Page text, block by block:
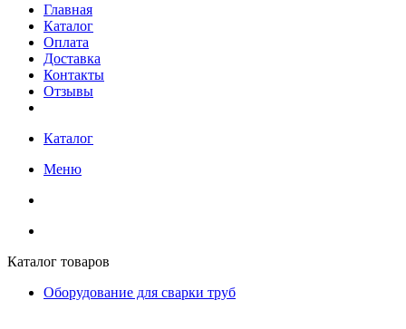
Главная
Каталог
Оплата
Доставка
Контакты
Отзывы
Каталог
Меню
Каталог товаров
Оборудование для сварки труб